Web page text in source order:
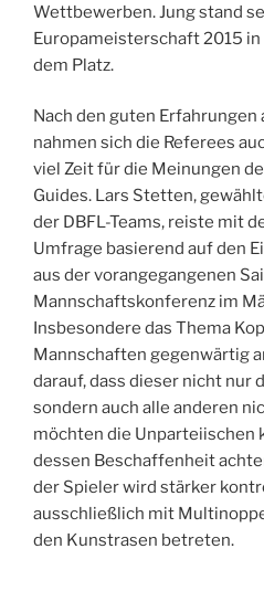
Wettbewerben. Jung stand
Europameisterschaft 2015
dem Platz.
Nach den guten Erfahrungen
nahmen sich die Referees
viel Zeit für die Meinungen
Guides. Lars Stetten,
der DBFL-Teams, reiste mit
Umfrage basierend auf den
aus der vorangegangenen
Mannschaftskonferenz im
Insbesondere das Thema
Mannschaften gegenwärtig
darauf, dass dieser nicht nur
sondern auch alle anderen
möchten die Unparteiischen
dessen Beschaffenheit
der Spieler wird stärker
ausschließlich mit
den Kunstrasen betreten.